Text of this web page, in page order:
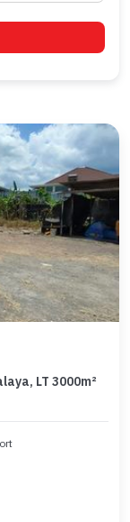
LT 3000m²